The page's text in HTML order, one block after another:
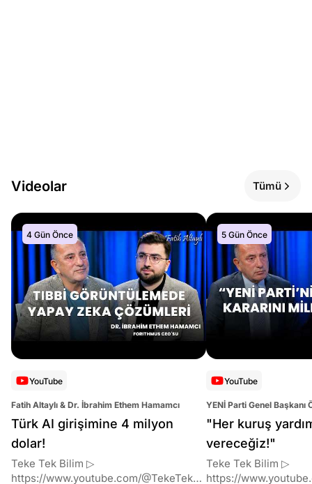
Videolar Tümü
4 Gün Önce
YouTube
Fatih Altaylı & Dr. İbrahim Ethem Hamamcı
Türk AI girişimine 4 milyon
dolar!
Teke Tek Bilim ▷
https://www.youtube.com/@TekeTekBil
5 Gün Önce
YouTube
YENİ Parti Genel Başkanı
Altaylı
"Her kuruş
vereceğiz!"
Teke Tek Bilim ▷
https://